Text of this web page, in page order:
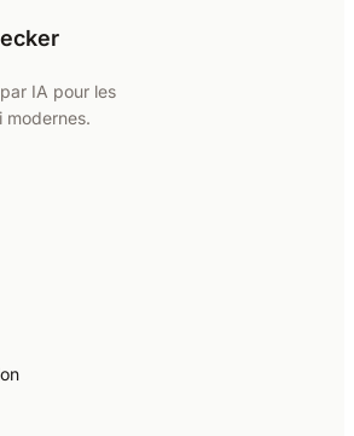
IA pour les
modernes.